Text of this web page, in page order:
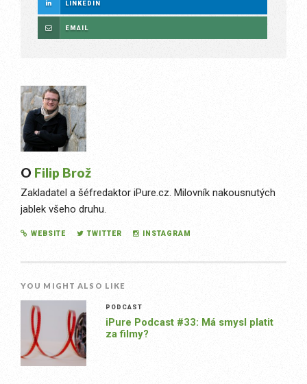
LINKEDIN
EMAIL
O Filip Brož
Zakladatel a šéfredaktor iPure.cz. Milovník nakousnutých
jablek všeho druhu.
WEBSITE TWITTER INSTAGRAM
YOU MIGHT ALSO LIKE
PODCAST
iPure Podcast #33: Má smysl platit
za filmy?